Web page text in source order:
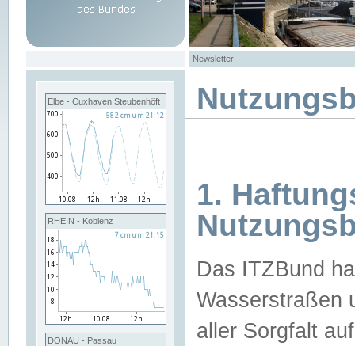
Newsletter
Elbe - Cuxhaven Steubenhöft
RHEIN - Koblenz
DONAU - Passau
1.
Das ITZBund
Wasserstraßen
aller Sorgfalt